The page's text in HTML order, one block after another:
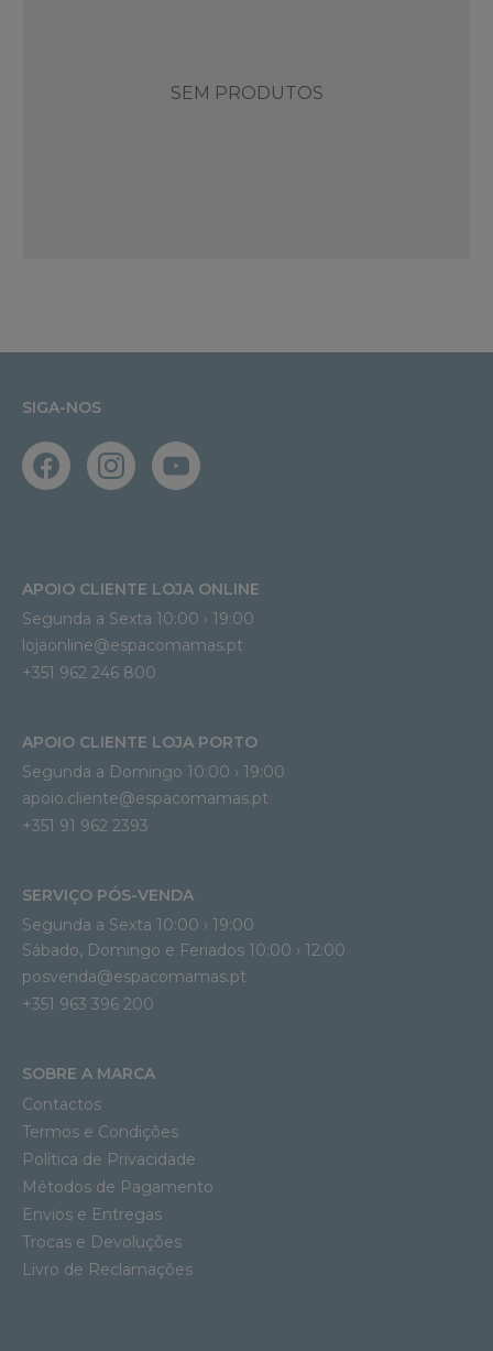
SEM PRODUTOS
SIGA-NOS
APOIO CLIENTE LOJA ONLINE
Segunda a Sexta 10:00 › 19:00
lojaonline@espacomamas.pt
+351 962 246 800
APOIO CLIENTE LOJA PORTO
Segunda a Domingo 10:00 › 19:00
apoio.cliente@espacomamas.pt
+351 91 962 2393
SERVIÇO PÓS-VENDA
Segunda a Sexta 10:00 › 19:00
Sábado, Domingo e Feriados 10:00 › 12:00
posvenda@espacomamas.pt
+351 963 396 200
SOBRE A MARCA
Contactos
Termos e Condições
Política de Privacidade
Métodos de Pagamento
Envios e Entregas
Trocas e Devoluções
Livro de Reclamações